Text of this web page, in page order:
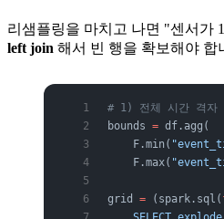
리샘플링을 마치고 나면 "센서가
left join 해서 빈 행을 확보해야 합
# 1) 전체 시간 격자
bounds = df.agg(
    F.min(
    F.max(
grid = (spark.sql(